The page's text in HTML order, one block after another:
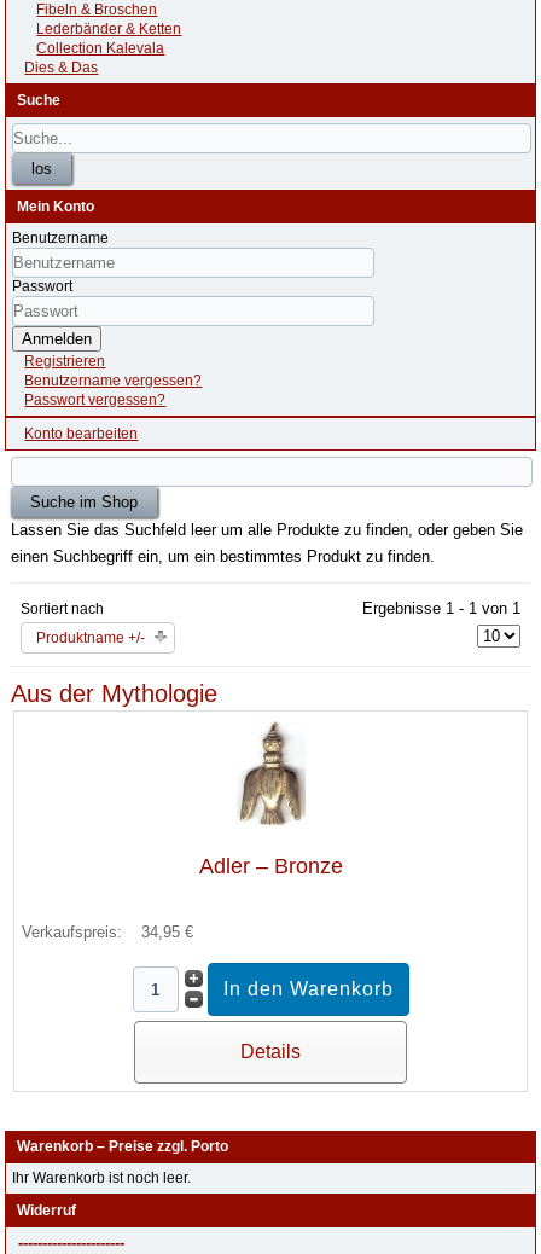
Fibeln & Broschen
Lederbänder & Ketten
Collection Kalevala
Dies & Das
Suche
Mein Konto
Benutzername
Passwort
Anmelden
Registrieren
Benutzername vergessen?
Passwort vergessen?
Konto bearbeiten
Lassen Sie das Suchfeld leer um alle Produkte zu finden, oder geben Sie
einen Suchbegriff ein, um ein bestimmtes Produkt zu finden.
Sortiert nach
Produktname +/-
Ergebnisse 1 - 1 von 1
Aus der Mythologie
Adler – Bronze
Verkaufspreis: 34,95 €
Details
Warenkorb – Preise zzgl. Porto
Ihr Warenkorb ist noch leer.
Widerruf
----------------------